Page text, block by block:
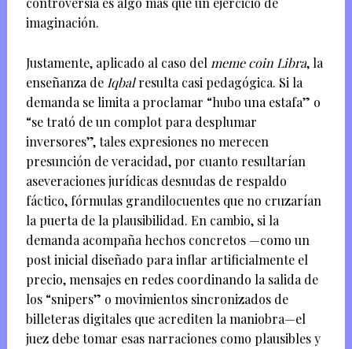
imaginación.
Justamente, aplicado al caso del meme coin Libra, la
enseñanza de Iqbalresulta casi pedagógica. Si la
demanda se limita a proclamar “hubo una estafa” o
“se trató de un complot para desplumar
inversores”, tales expresiones no merecen
presunción de veracidad, por cuanto resultarían
aseveraciones jurídicas desnudas de respaldo
fáctico, fórmulas grandilocuentes que no cruzarían
la puerta de la plausibilidad. En cambio, si la
demanda acompaña hechos concretos —como un
post inicial diseñado para inflar artificialmente el
precio, mensajes en redes coordinando la salida de
los “snipers” o movimientos sincronizados de
billeteras digitales que acrediten la maniobra—el
juez debe tomar esas narraciones como plausibles y